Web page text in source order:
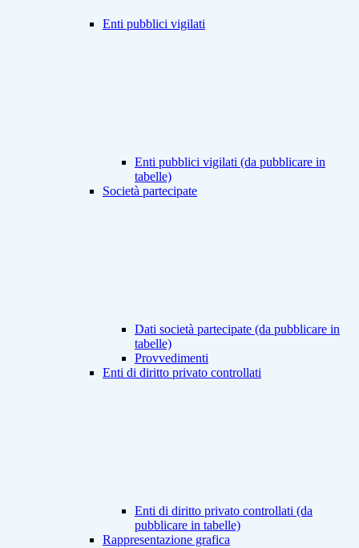
Enti pubblici vigilati
Enti pubblici vigilati (da pubblicare in
tabelle)
Società partecipate
Dati società partecipate (da pubblicare in
tabelle)
Provvedimenti
Enti di diritto privato controllati
Enti di diritto privato controllati (da
pubblicare in tabelle)
Rappresentazione grafica